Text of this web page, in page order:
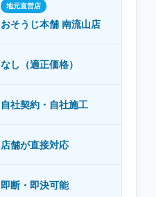
地元直営店
おそうじ本舗 南流山店
なし（適正価格）
自社契約・自社施工
店舗が直接対応
即断・即決可能